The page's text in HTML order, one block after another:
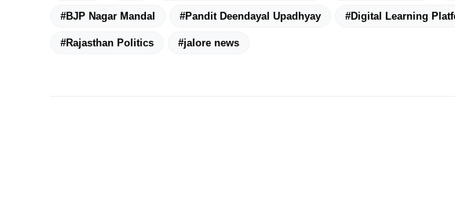
#BJP Nagar Mandal #Pandit Deendayal Upadhyay #Digital Learning
#Rajasthan Politics #jalore news